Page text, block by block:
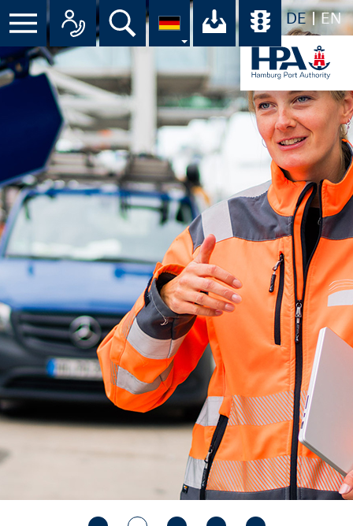
DE EN
Suche Ihr Download-